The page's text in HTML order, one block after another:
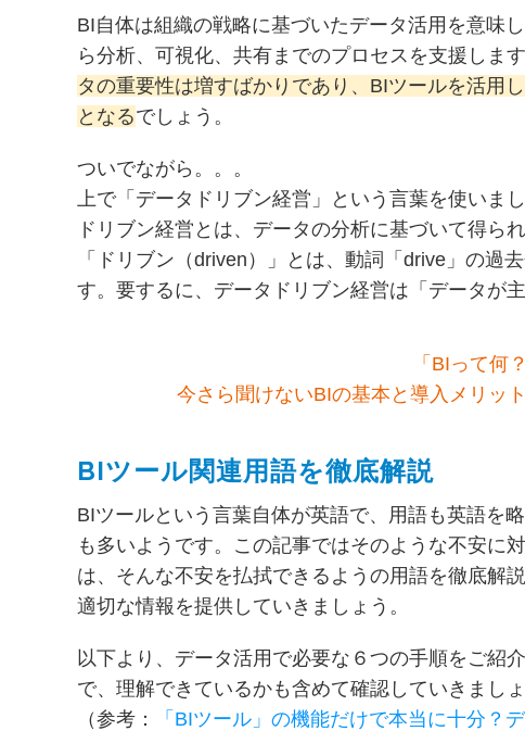
BI自体は組織の戦略に基づいたデータ活用を意味
ら分析、可視化、共有までのプロセスを支援します
タの重要性は増すばかりであり、BIツールを活用
となるでしょう。
ついでながら。。。
上で「データドリブン経営」という言葉を使いま
ドリブン経営とは、データの分析に基づいて得ら
「ドリブン（driven）」とは、動詞「drive」の過
す。要するに、データドリブン経営は「データが
「BIって何
今さら聞けないBIの基本と導入メリッ
BIツール関連用語を徹底解説
BIツールという言葉自体が英語で、用語も英語を
も多いようです。この記事ではそのような不安に
は、そんな不安を払拭できるようの用語を徹底解
適切な情報を提供していきましょう。
以下より、データ活用で必要な６つの手順をご紹
で、理解できているかも含めて確認していきましょ
（参考：
「BIツール」の機能だけで本当に十分？